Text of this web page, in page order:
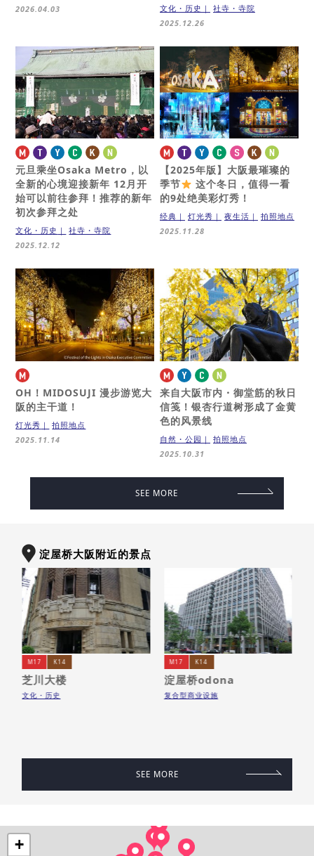
2026.04.03
文化・历史
社寺・寺院
2025.12.26
元旦乘坐Osaka Metro，以
全新的心境迎接新年 12月开
始可以前往参拜！推荐的新年
初次参拜之处
文化・历史
社寺・寺院
2025.12.12
【2025年版】大阪最璀璨的
季节
这个冬日，值得一看
的9处绝美彩灯秀！
经典 灯光秀 夜生活
拍照地点
2025.11.28
OH！MIDOSUJI漫步游览大
阪的主干道！
灯光秀
拍照地点
2025.11.14
来自大阪市内・御堂筋的秋日
信笺！银杏行道树形成了金黄
色的风景线
自然・公园
拍照地点
2025.10.31
SEE MORE
淀屋桥大阪附近的景点
M17 K14
芝川大楼
文化・历史
M17 K14
淀屋桥odona
复合型商业设施
SEE MORE
+